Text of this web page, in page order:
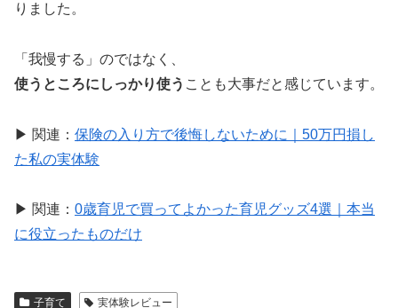
りました。
「我慢する」のではなく、
使うところにしっかり使う ことも大事だと感じています。
▶ 関連： 保険の入り方で後悔しないために｜50万円損し
た私の実体験
▶ 関連： 0歳育児で買ってよかった育児グッズ4選｜本当
に役立ったものだけ
子育て 実体験レビュー